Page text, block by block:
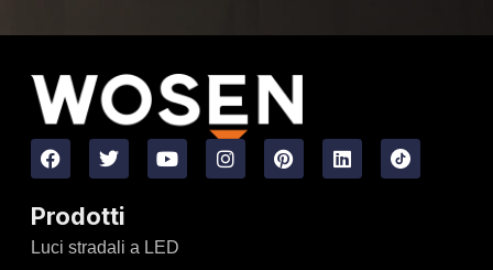
Prodotti
Luci stradali a LED